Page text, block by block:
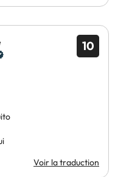
10
Voir la traduction